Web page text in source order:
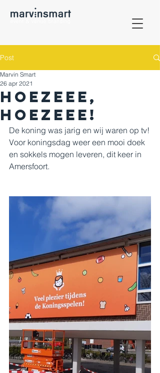
Post
HoezeeE,
hoezeeE!
Marvin Smart
26 apr 2021
De koning was jarig en wij waren op tv!
Voor koningsdag weer een mooi doek
en sokkels mogen leveren, dit keer in
Amersfoort.